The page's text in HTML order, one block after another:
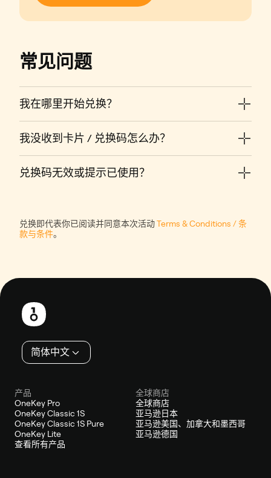
常见问题
我在哪里开始兑换？
我没收到卡片 / 兑换码怎么办？
兑换码无效或提示已使用？
兑换即代表你已阅读并同意本次活动Terms & Conditions / 条
款与条件。
页
简体中文
产品
OneKey Pro
OneKey Classic 1S
OneKey Classic 1S Pure
OneKey Lite
查看所有产品
全球商店
全球商店
亚马逊日本
亚马逊美国、加拿大和墨西哥
亚马逊德国